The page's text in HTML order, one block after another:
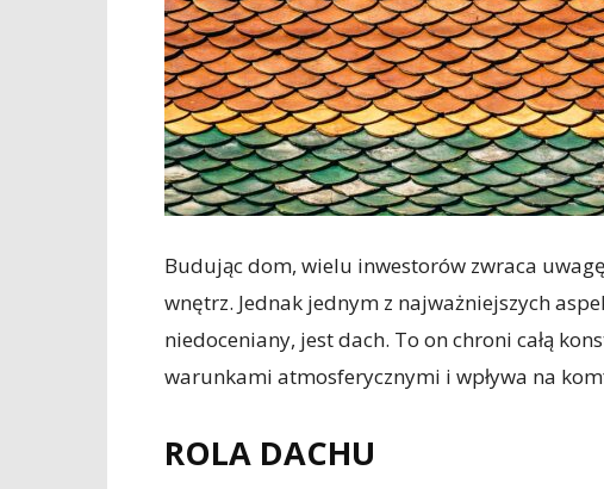
Budując dom, wielu inwestorów zwraca
wnętrz. Jednak jednym z najważniejszych
niedoceniany, jest dach. To on chroni całą
warunkami atmosferycznymi i wpływa na
ROLA DACHU